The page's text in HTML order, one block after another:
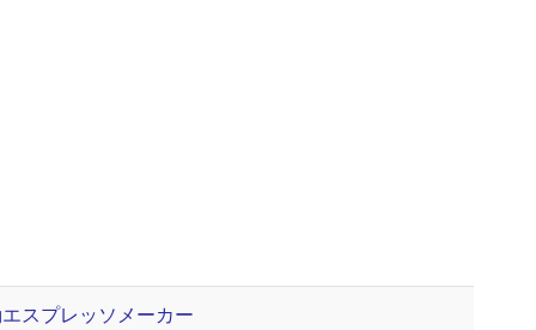
スプレッソメーカー